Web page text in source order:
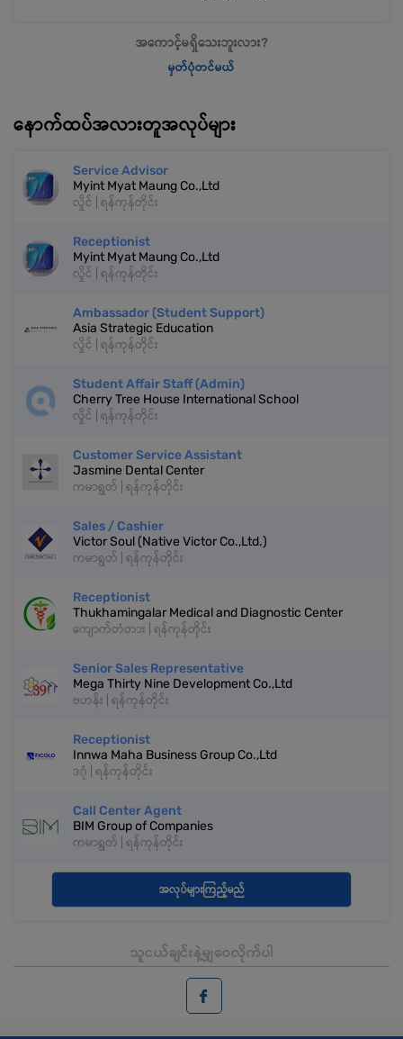
အကောင့်မရှိသေးဘူးလား?
မှတ်ပုံတင်မယ်
နောက်ထပ်အလားတူအလုပ်များ
Service Advisor
Myint Myat Maung Co.,Ltd
လှိုင် | ရန်ကုန်တိုင်း
Receptionist
Myint Myat Maung Co.,Ltd
လှိုင် | ရန်ကုန်တိုင်း
Ambassador (Student Support)
Asia Strategic Education
လှိုင် | ရန်ကုန်တိုင်း
Student Affair Staff (Admin)
Cherry Tree House International School
လှိုင် | ရန်ကုန်တိုင်း
Customer Service Assistant
Jasmine Dental Center
ကမာရွတ် | ရန်ကုန်တိုင်း
Sales / Cashier
Victor Soul (Native Victor Co.,Ltd.)
ကမာရွတ် | ရန်ကုန်တိုင်း
Receptionist
Thukhamingalar Medical and Diagnostic Center
ကျောက်တံတား | ရန်ကုန်တိုင်း
Senior Sales Representative
Mega Thirty Nine Development Co.,Ltd
ဗဟန်း | ရန်ကုန်တိုင်း
Receptionist
Innwa Maha Business Group Co.,Ltd
ဒဂုံ | ရန်ကုန်တိုင်း
Call Center Agent
BIM Group of Companies
ကမာရွတ် | ရန်ကုန်တိုင်း
အလုပ်များကြည့်မည်
သူငယ်ချင်းနဲ့မျှဝေလိုက်ပါ